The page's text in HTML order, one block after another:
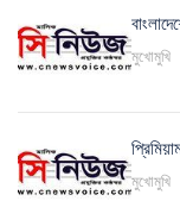
মুখোমুখি
মুখোমুখি